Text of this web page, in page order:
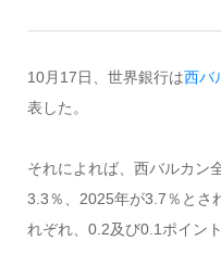
10月17日、世界銀行は西バ
表した。
それによれば、西バルカン
3.3％、2025年が3.7％とさ
れぞれ、0.2及び0.1ポイン